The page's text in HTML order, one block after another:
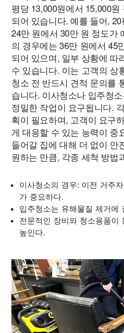
평당 13,000원에서 15,000
되어 있습니다. 예를 들어,
24만 원에서 30만 원 정도가
의 경우에는 36만 원에서 45
되어 있으며, 일부 상황에 따
수 있습니다. 이는 고객의 상
청소 전 반드시 견적 문의를
습니다. 이사청소나 입주청
정밀한 작업이 요구됩니다.
획이 필요하며, 고객이 요구
게 대응할 수 있는 능력이 중
들어갈 집에 대해 더 없이 안
원하는 만큼, 각종 세척 방법
이사청소의 경우: 이전 거주
가 중요하다.
입주청소는 유해물질 제거에
전문적인 장비와 청소용품이
높인다.